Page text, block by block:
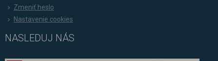
Zmeniť heslo
Nastavenie cookies
NASLEDUJ NÁS